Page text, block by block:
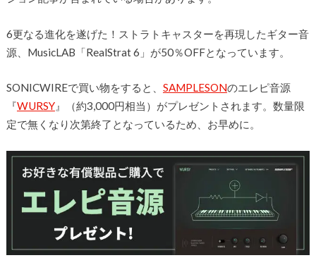
6更なる進化を遂げた！ストラトキャスターを再現したギター音
源、MusicLAB「RealStrat 6」が50％OFFとなっています。
SONICWIREで買い物をすると、 SAMPLESONのエレピ音源
『WURSY』
（約3,000円相当）がプレゼントされます。数量限
定で無くなり次第終了となっているため、お早めに。